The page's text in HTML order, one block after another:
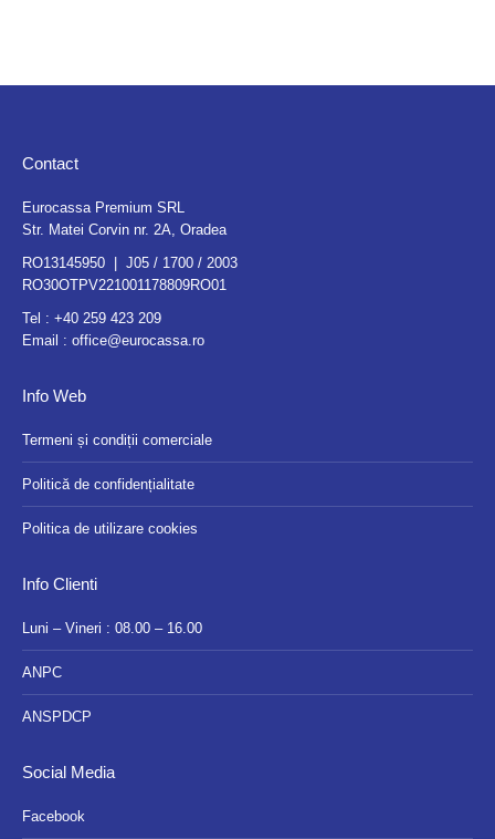
Contact
Eurocassa Premium SRL
Str. Matei Corvin nr. 2A, Oradea
RO13145950 | J05 / 1700 / 2003
RO30OTPV221001178809RO01
Tel : +40 259 423 209
Email : office@eurocassa.ro
Info Web
Termeni și condiții comerciale
Politică de confidențialitate
Politica de utilizare cookies
Info Clienti
Luni – Vineri : 08.00 – 16.00
ANPC
ANSPDCP
Social Media
Facebook